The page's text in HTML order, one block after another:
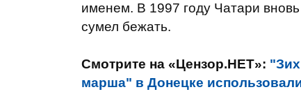
именем. В 1997 году Чатари
сумел бежать.
Смотрите на «Цензор.НЕТ»:
марша" в Донецке